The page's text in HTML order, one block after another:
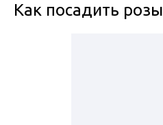
Как посадить розы